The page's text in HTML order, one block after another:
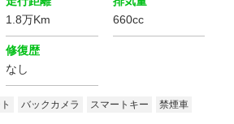
1.8万Km
660cc
修復歴
なし
バックカメラ スマートキー 禁煙車